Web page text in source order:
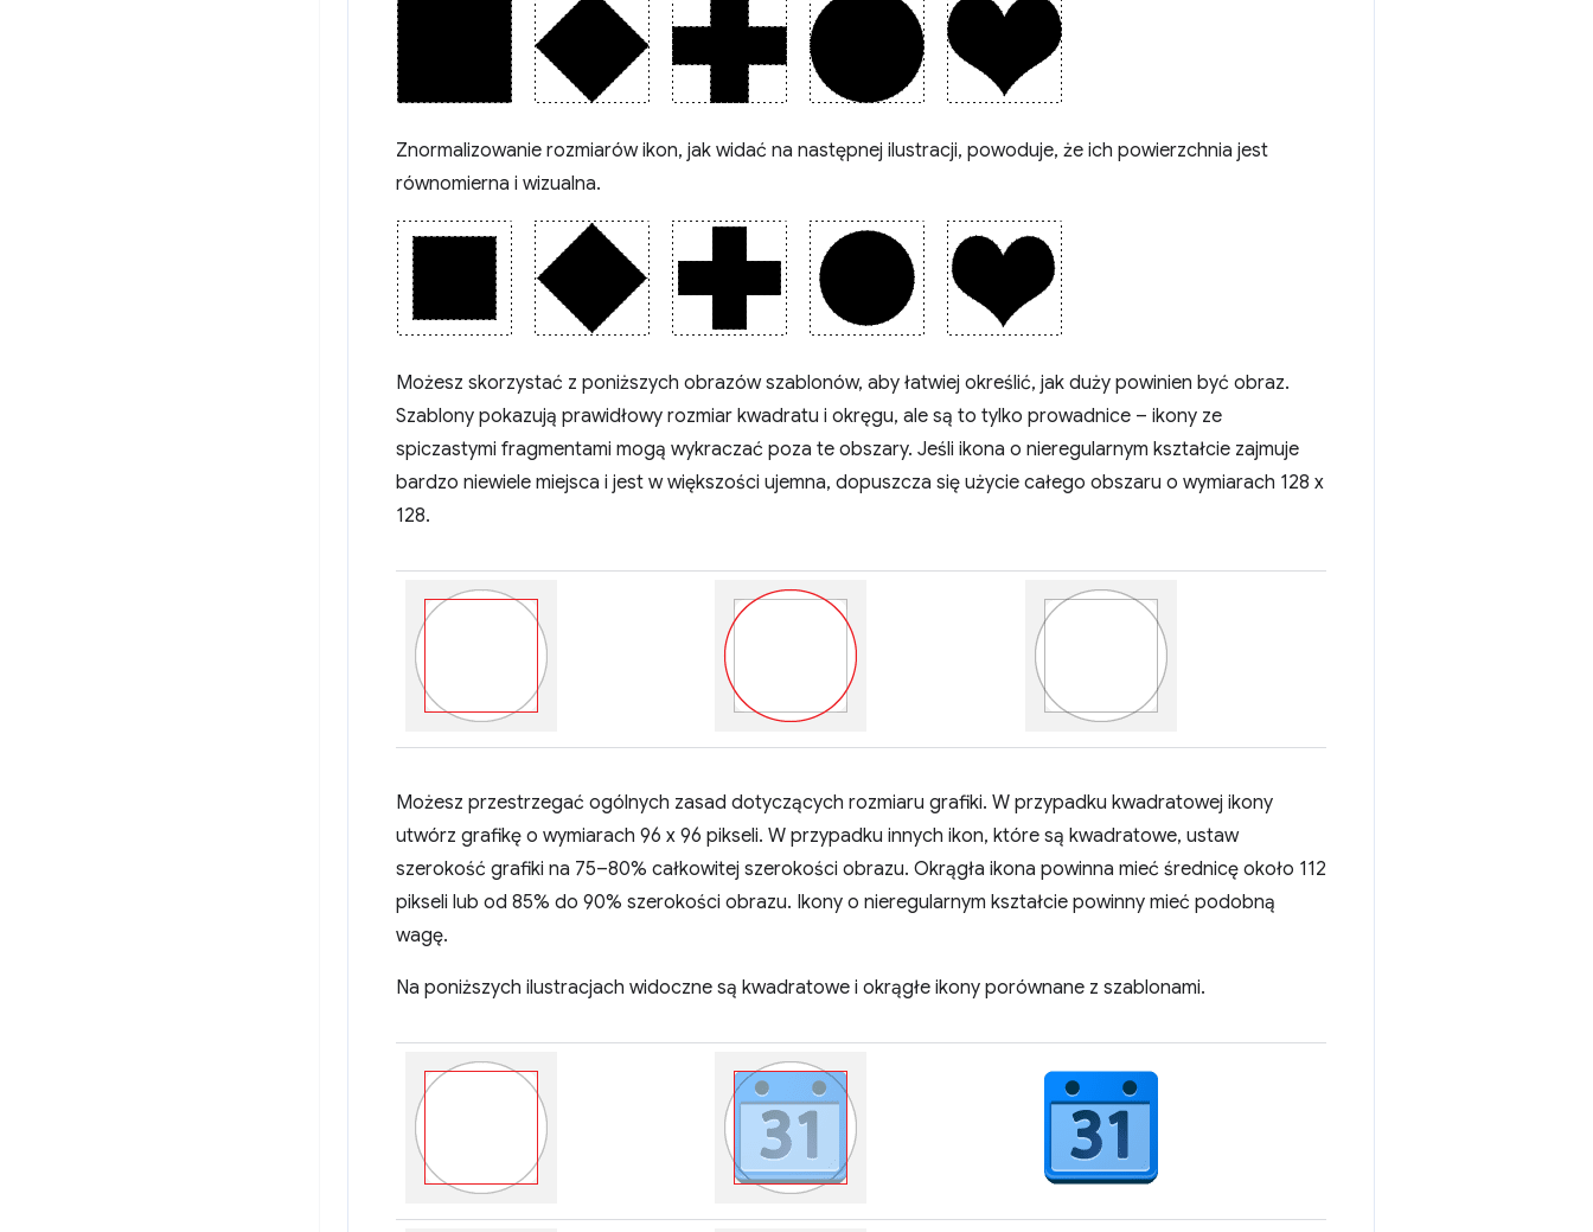
Znormalizowanie rozmiarów ikon, jak widać na następnej ilustracji, powoduje, że ich powierzchnia jest
równomierna i wizualna.
Możesz skorzystać z poniższych obrazów szablonów, aby łatwiej określić, jak duży powinien być obraz.
Szablony pokazują prawidłowy rozmiar kwadratu i okręgu, ale są to tylko prowadnice – ikony ze
spiczastymi fragmentami mogą wykraczać poza te obszary. Jeśli ikona o nieregularnym kształcie zajmuje
bardzo niewiele miejsca i jest w większości ujemna, dopuszcza się użycie całego obszaru o wymiarach 128 x
128.
Możesz przestrzegać ogólnych zasad dotyczących rozmiaru grafiki. W przypadku kwadratowej ikony
utwórz grafikę o wymiarach 96 x 96 pikseli. W przypadku innych ikon, które są kwadratowe, ustaw
szerokość grafiki na 75–80% całkowitej szerokości obrazu. Okrągła ikona powinna mieć średnicę około 112
pikseli lub od 85% do 90% szerokości obrazu. Ikony o nieregularnym kształcie powinny mieć podobną
wagę.
Na poniższych ilustracjach widoczne są kwadratowe i okrągłe ikony porównane z szablonami.